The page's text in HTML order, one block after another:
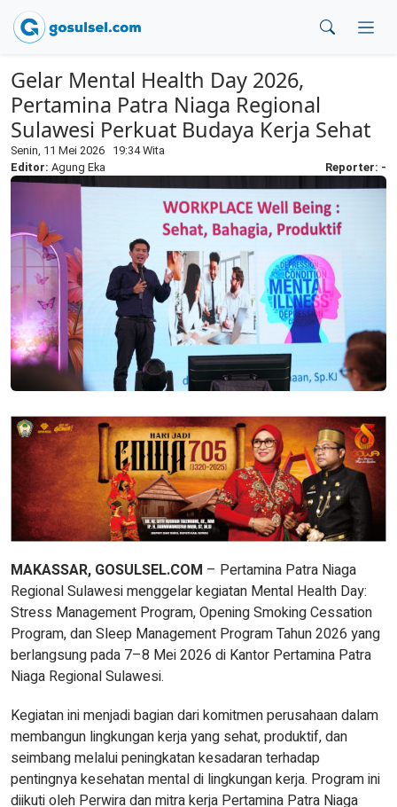
Gelar Mental Health Day 2026,
Pertamina Patra Niaga Regional
Sulawesi Perkuat Budaya Kerja Sehat
Senin, 11 Mei 2026 19:34 Wita
Editor: Agung Eka Reporter: -
MAKASSAR, GOSULSEL.COM – Pertamina Patra Niaga
Regional Sulawesi menggelar kegiatan Mental Health Day:
Stress Management Program, Opening Smoking Cessation
Program, dan Sleep Management Program Tahun 2026 yang
berlangsung pada 7–8 Mei 2026 di Kantor Pertamina Patra
Niaga Regional Sulawesi.
Kegiatan ini menjadi bagian dari komitmen perusahaan dalam
membangun lingkungan kerja yang sehat, produktif, dan
seimbang melalui peningkatan kesadaran terhadap
pentingnya kesehatan mental di lingkungan kerja. Program ini
diikuti oleh Perwira dan mitra kerja Pertamina Patra Niaga